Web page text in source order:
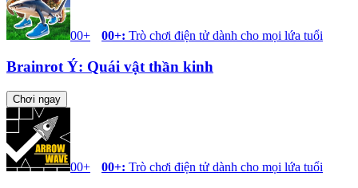
00+ 00+: Trò chơi điện tử dành cho mọi lứa tuổi
Brainrot Ý: Quái vật thần kinh
Chơi ngay
00+ 00+: Trò chơi điện tử dành cho mọi lứa tuổi